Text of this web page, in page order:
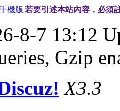
機版|若要引述本站內容，必須
8-7 13:12
Gzip
X3.3